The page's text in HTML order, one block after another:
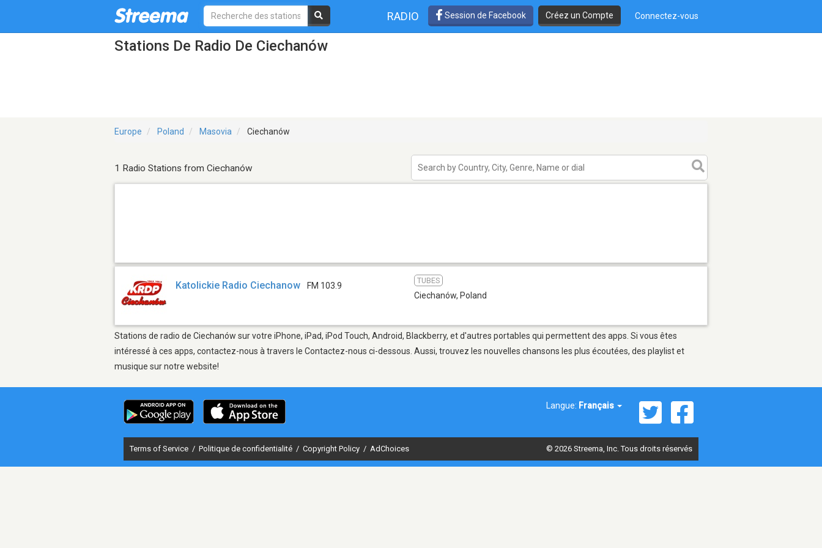
RADIO Session de Facebook Créez un Compte Connectez-vous
Stations De Radio De Ciechanów
Europe Poland Masovia Ciechanów
1 Radio Stations from Ciechanów
Katolickie Radio Ciechanow FM 103.9
TUBES
Ciechanów, Poland
Stations de radio de Ciechanów sur votre iPhone, iPad, iPod Touch, Android, Blackberry, et d'autres portables qui permettent des apps. Si vous êtes
intéressé à ces apps, contactez-nous à travers le Contactez-nous ci-dessous. Aussi, trouvez les nouvelles chansons les plus écoutées, des playlist et
musique sur notre website!
Langue: Français
Terms of Service / Politique de confidentialité / Copyright Policy / AdChoices © 2026 Streema, Inc. Tous droits réservés